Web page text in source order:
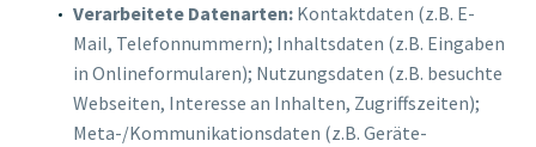
Verarbeitete Datenarten: Kontaktdaten (z.B. E-
Mail, Telefonnummern); Inhaltsdaten (z.B. Eingaben
in Onlineformularen); Nutzungsdaten (z.B. besuchte
Webseiten, Interesse an Inhalten, Zugriffszeiten);
Meta-/Kommunikationsdaten (z.B. Geräte-